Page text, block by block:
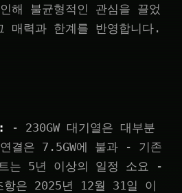
해 불균형적인 관심을 끌었
매력과 한계를 반영합니다.
- 230GW 대기열은 대부분
결은 7.5GW에 불과 - 기존
는 5년 이상의 일정 소요 -
은 2025년 12월 31일 이